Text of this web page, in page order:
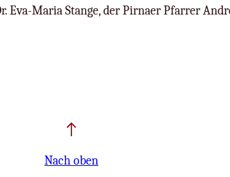
Maria Stange, der Pirnaer Pfarrer
Nach oben